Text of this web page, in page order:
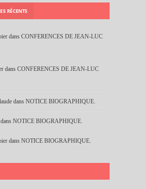
RÉCENTS
dans CONFERENCES DE JEAN-LUC
dans CONFERENCES DE JEAN-LUC
dans NOTICE BIOGRAPHIQUE.
dans NOTICE BIOGRAPHIQUE.
dans NOTICE BIOGRAPHIQUE.